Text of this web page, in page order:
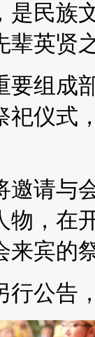
是民族
辈英贤
要组成
祀仪
邀请与
物，在
来宾的
行公告